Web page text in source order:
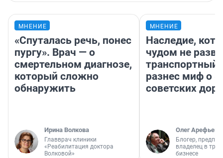
МНЕНИЕ
«Спуталась речь, понес
пургу». Врач — о
смертельном диагнозе,
который сложно
обнаружить
Ирина Волкова
Главврач клиники
«Реабилитация доктора
Волковой»
МНЕНИЕ
Наследие,
чудом не
транспортный
разнес миф о
советских
Олег Арефьев
Блогер,
владелец в
бизнесе